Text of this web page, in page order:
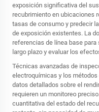
exposición significativa del
recubrimiento en ubicaciones
tasas de consumo y predecir
de exposición existentes. La
referencias de línea base
largo plazo y evaluar los
Técnicas avanzadas de
electroquímicas y los
datos detallados sobre el
requieren un monitoreo
cuantitativa del estado del